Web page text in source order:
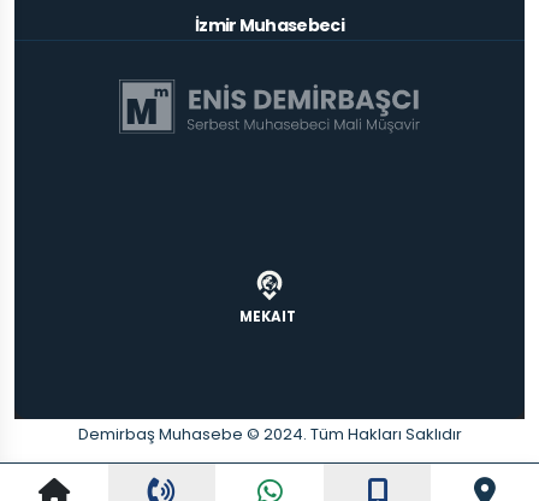
İzmir Muhasebeci
MEKAIT
Demirbaş Muhasebe © 2024. Tüm Hakları Saklıdır